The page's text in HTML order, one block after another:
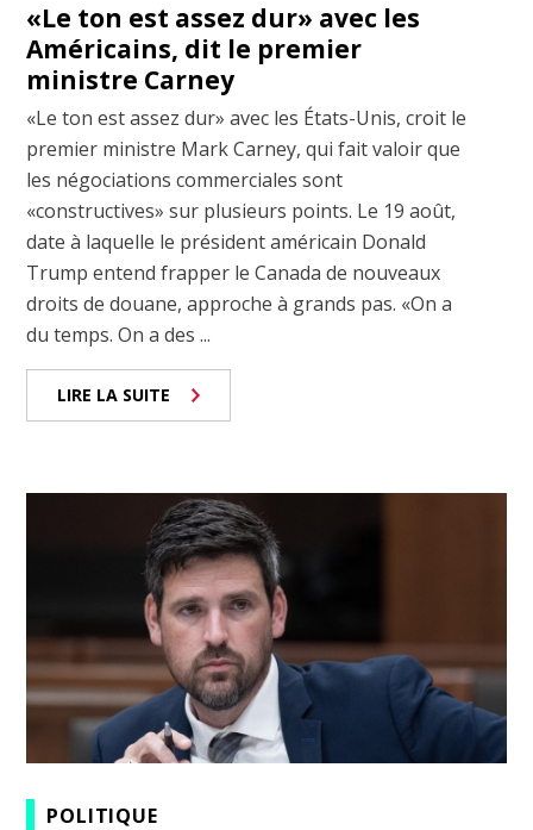
«Le ton est assez dur» avec les
Américains, dit le premier
ministre Carney
«Le ton est assez dur» avec les États-Unis, croit le
premier ministre Mark Carney, qui fait valoir que
les négociations commerciales sont
«constructives» sur plusieurs points. Le 19 août,
date à laquelle le président américain Donald
Trump entend frapper le Canada de nouveaux
droits de douane, approche à grands pas. «On a
du temps. On a des ...
LIRE LA SUITE
POLITIQUE